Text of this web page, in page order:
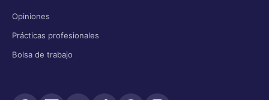
Opiniones
Prácticas profesionales
Bolsa de trabajo